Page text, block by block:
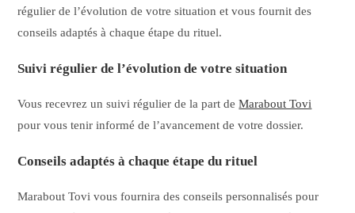
régulier de l’évolution de votre situation et vous fournit des
conseils adaptés à chaque étape du rituel.
Suivi régulier de l’évolution de votre situation
Vous recevrez un suivi régulier de la part deMarabout Tovi
pour vous tenir informé de l’avancement de votre dossier.
Conseils adaptés à chaque étape du rituel
Marabout Tovi vous fournira des conseils personnalisés pour